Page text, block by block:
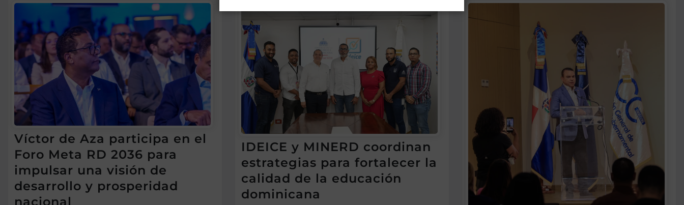
Víctor de Aza participa en el
Foro Meta RD 2036 para
impulsar una visión de
desarrollo y prosperidad
nacional
IDEICE y MINERD coordinan
estrategias para fortalecer la
calidad de la educación
dominicana